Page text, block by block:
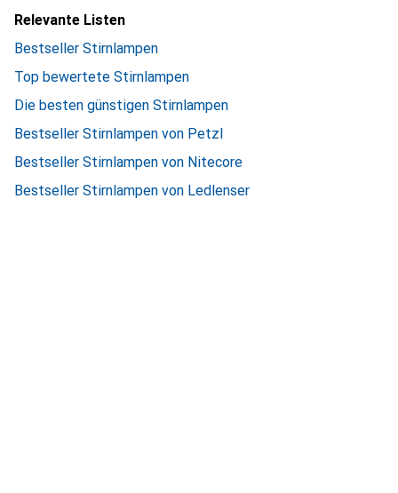
Relevante Listen
Bestseller Stirnlampen
Top bewertete Stirnlampen
Die besten günstigen Stirnlampen
Bestseller Stirnlampen von Petzl
Bestseller Stirnlampen von Nitecore
Bestseller Stirnlampen von Ledlenser